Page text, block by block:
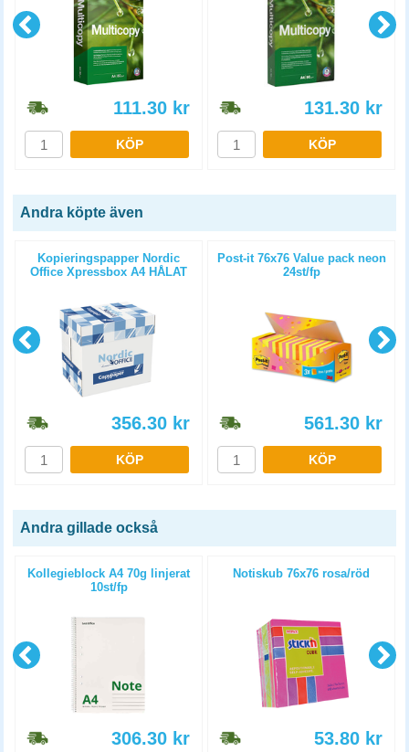
111.30 kr
KÖP
131.30 kr
KÖP
Andra köpte även
Kopieringspapper Nordic
Office Xpressbox A4 HÅLAT
356.30 kr
KÖP
Post-it 76x76 Value pack neon
24st/fp
561.30 kr
KÖP
Andra gillade också
Kollegieblock A4 70g linjerat
10st/fp
306.30 kr
Notiskub 76x76 rosa/röd
53.80 kr